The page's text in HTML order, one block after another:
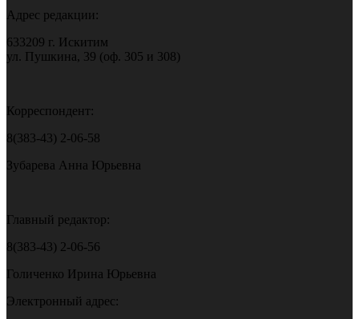
Адрес редакции:
633209 г. Искитим
ул. Пушкина, 39 (оф. 305 и 308)
Корреспондент:
8(383-43) 2-06-58
Зубарева Анна Юрьевна
Главный редактор:
8(383-43) 2-06-56
Голиченко Ирина Юрьевна
Электронный адрес: